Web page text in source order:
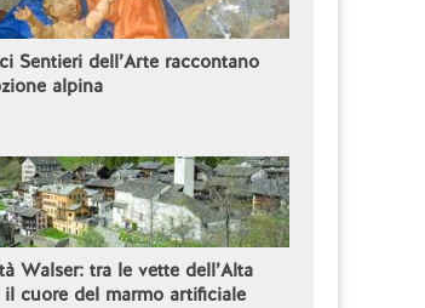
Sentieri dell’Arte raccontano
alpina
Walser: tra le vette dell’Alta
il cuore del marmo artificiale